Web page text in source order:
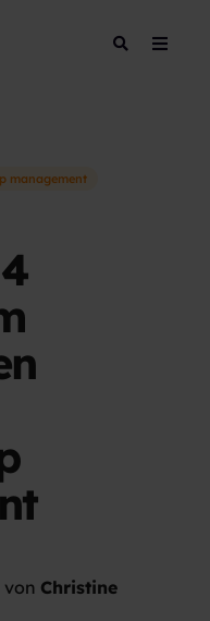
management
von Christine